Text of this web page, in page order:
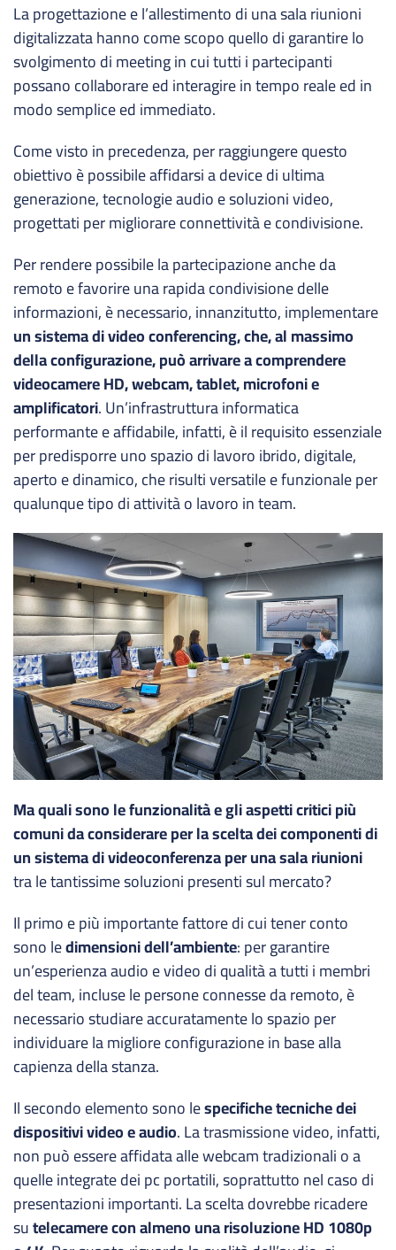
La progettazione e l’allestimento di una sala riunioni
digitalizzata hanno come scopo quello di garantire lo
svolgimento di meeting in cui tutti i partecipanti
possano collaborare ed interagire in tempo reale ed in
modo semplice ed immediato.
Come visto in precedenza, per raggiungere questo
obiettivo è possibile affidarsi a device di ultima
generazione, tecnologie audio e soluzioni video,
progettati per migliorare connettività e condivisione.
Per rendere possibile la partecipazione anche da
remoto e favorire una rapida condivisione delle
informazioni, è necessario, innanzitutto, implementare
un sistema di video conferencing, che, al massimo
della configurazione, può arrivare a comprendere
videocamere HD, webcam, tablet, microfoni e
amplificatori. Un’infrastruttura informatica
performante e affidabile, infatti, è il requisito essenziale
per predisporre uno spazio di lavoro ibrido, digitale,
aperto e dinamico, che risulti versatile e funzionale per
qualunque tipo di attività o lavoro in team.
Ma quali sono le funzionalità e gli aspetti critici più
comuni da considerare per la scelta dei componenti di
un sistema di videoconferenza per una sala riunioni
tra le tantissime soluzioni presenti sul mercato?
Il primo e più importante fattore di cui tener conto
sono ledimensioni dell’ambiente: per garantire
un’esperienza audio e video di qualità a tutti i membri
del team, incluse le persone connesse da remoto, è
necessario studiare accuratamente lo spazio per
individuare la migliore configurazione in base alla
capienza della stanza.
Il secondo elemento sono lespecifiche tecniche dei
dispositivi video e audio. La trasmissione video, infatti,
non può essere affidata alle webcam tradizionali o a
quelle integrate dei pc portatili, soprattutto nel caso di
presentazioni importanti. La scelta dovrebbe ricadere
sutelecamere con almeno una risoluzione HD 1080p